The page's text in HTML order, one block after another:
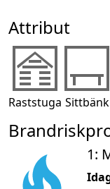
Attribut
Raststuga Sittbänk
1: